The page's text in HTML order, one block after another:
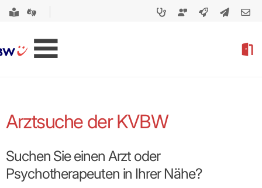
Arztsuche der KVBW
Suchen Sie einen Arzt oder
Psychotherapeuten in Ihrer Nähe?